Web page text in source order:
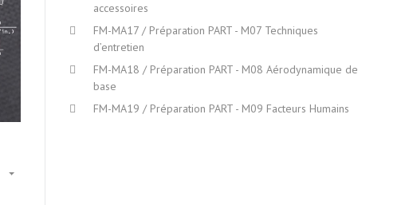
accessoires
FM-MA17 / Préparation PART - M07 Techniques
d’entretien
FM-MA18 / Préparation PART - M08 Aérodynamique de
base
FM-MA19 / Préparation PART - M09 Facteurs Humains